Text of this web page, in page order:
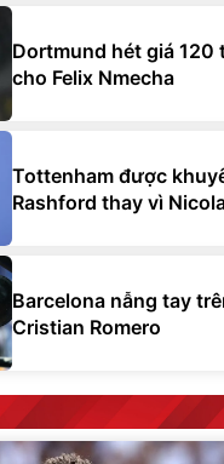
Dortmund hét giá 120
cho Felix Nmecha
Tottenham được
Rashford thay vì
Barcelona nẫng tay
Cristian Romero